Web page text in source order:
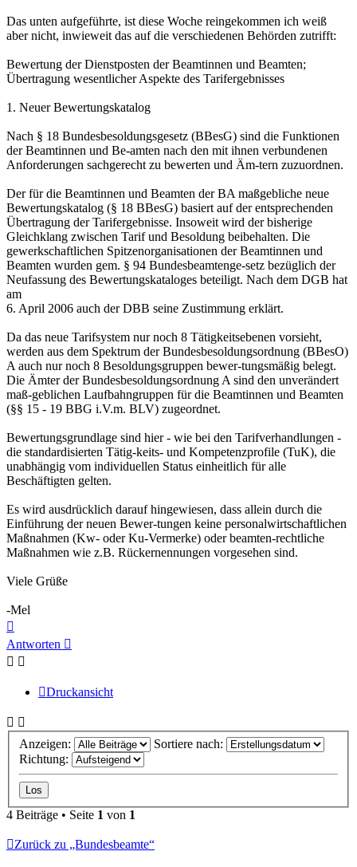
Das unten aufgeführte, ist diese Woche reingekommen ich weiß
aber nicht, inwieweit das auf die verschiedenen Behörden zutrifft:
Bewertung der Dienstposten der Beamtinnen und Beamten;
Übertragung wesentlicher Aspekte des Tarifergebnisses
1. Neuer Bewertungskatalog
Nach § 18 Bundesbesoldungsgesetz (BBesG) sind die Funktionen
der Beamtinnen und Be-amten nach den mit ihnen verbundenen
Anforderungen sachgerecht zu bewerten und Äm-tern zuzuordnen.
Der für die Beamtinnen und Beamten der BA maßgebliche neue
Bewertungskatalog (§ 18 BBesG) basiert auf der entsprechenden
Übertragung der Tarifergebnisse. Insoweit wird der bisherige
Gleichklang zwischen Tarif und Besoldung beibehalten. Die
gewerkschaftlichen Spitzenorganisationen der Beamtinnen und
Beamten wurden gem. § 94 Bundesbeamtenge-setz bezüglich der
Neufassung des Bewertungskataloges beteiligt. Nach dem DGB hat
am
6. April 2006 auch der DBB seine Zustimmung erklärt.
Da das neue Tarifsystem nur noch 8 Tätigkeitsebenen vorsieht,
werden aus dem Spektrum der Bundesbesoldungsordnung (BBesO)
A auch nur noch 8 Besoldungsgruppen bewer-tungsmäßig belegt.
Die Ämter der Bundesbesoldungsordnung A sind den unverändert
maß-geblichen Laufbahngruppen für die Beamtinnen und Beamten
(§§ 15 - 19 BBG i.V.m. BLV) zugeordnet.
Bewertungsgrundlage sind hier - wie bei den Tarifverhandlungen -
die standardisierten Tätig-keits- und Kompetenzprofile (TuK), die
unabhängig vom individuellen Status einheitlich für alle
Beschäftigten gelten.
Es wird ausdrücklich darauf hingewiesen, dass allein durch die
Einführung der neuen Bewer-tungen keine personalwirtschaftlichen
Maßnahmen (Kw- oder Ku-Vermerke) oder beamten-rechtliche
Maßnahmen wie z.B. Rückernennungen vorgesehen sind.
Viele Grüße
-Mel
oben
Antworten
Druckansicht
Anzeigen:
Sortiere nach:
Richtung:
4 Beiträge • Seite 1 von 1
Zurück zu „Bundesbeamte“